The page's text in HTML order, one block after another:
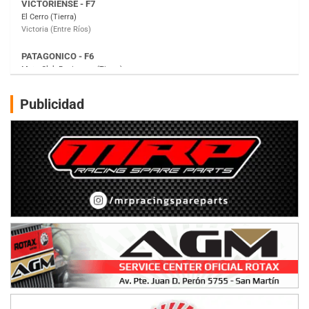
Moto Club Reginense (Tierra)
Gral. E. Godoy (Río Negro)
Juventud Unida (Tierra)
Humboldt (Santa Fe)
Ciudad de Avellaneda (Asfalto)
Avellaneda (Santa Fe)
SUR SANTAFESINO - F4
José Samuel Sánchez (Tierra)
Rufino (Santa Fe)
TUCUMANO - F5
Juan Navarro (Asfalto)
El Timbó (Tucumán)
COBERTURA ESPECIAL DE E-KART.COM.AR
08/09-AGO
IAME SERIES ARGENTINA 6
Publicidad